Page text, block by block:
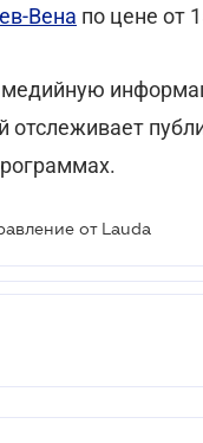
Вена по цене от
медийную
отслеживает
от Lauda